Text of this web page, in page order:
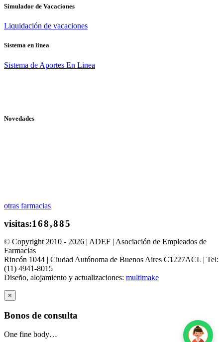
Simulador de Vacaciones
Liquidación de vacaciones
Sistema en linea
Sistema de Aportes En Linea
Novedades
otras farmacias
© Copyright 2010 - 2026 | ADEF | Asociación de Empleados de
Farmacias
Rincón 1044 | Ciudad Autónoma de Buenos Aires C1227ACL | Tel:
(11) 4941-8015
Diseño, alojamiento y actualizaciones: multimake
×
Bonos de consulta
One fine body…